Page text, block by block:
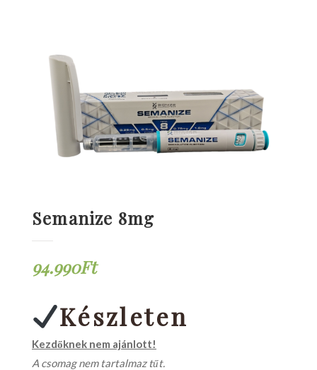
Semanize 8mg
94.990Ft
Készleten
Kezdőknek nem ajánlott!
A csomag nem tartalmaz tűt.